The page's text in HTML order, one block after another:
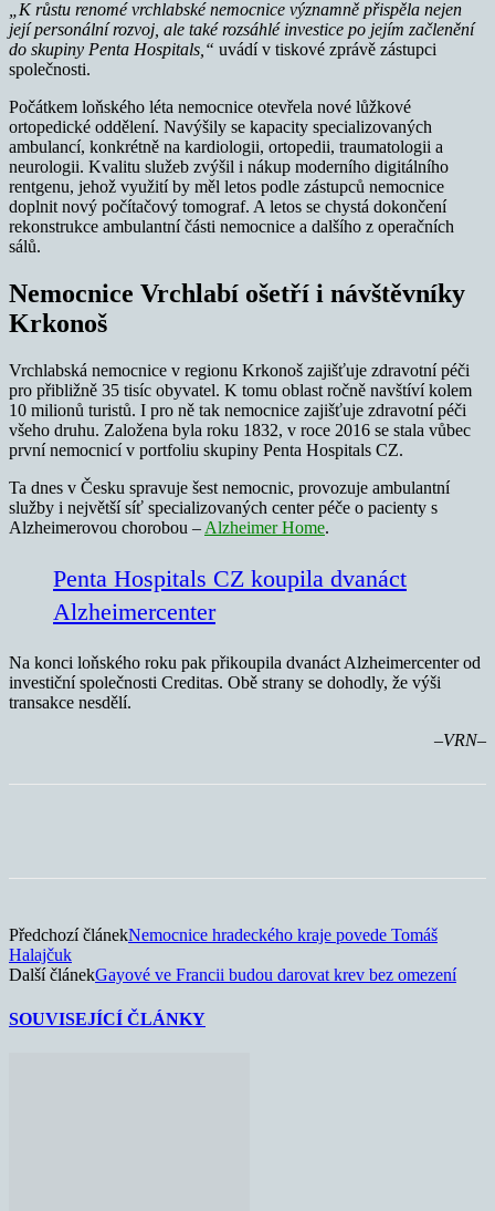
„K růstu renomé vrchlabské nemocnice významně přispěla nejen
její personální rozvoj, ale také rozsáhlé investice po jejím začlenění
do skupiny Penta Hospitals,“ uvádí v tiskové zprávě zástupci
společnosti.
Počátkem loňského léta nemocnice otevřela nové lůžkové
ortopedické oddělení. Navýšily se kapacity specializovaných
ambulancí, konkrétně na kardiologii, ortopedii, traumatologii a
neurologii. Kvalitu služeb zvýšil i nákup moderního digitálního
rentgenu, jehož využití by měl letos podle zástupců nemocnice
doplnit nový počítačový tomograf. A letos se chystá dokončení
rekonstrukce ambulantní části nemocnice a dalšího z operačních
sálů.
Nemocnice Vrchlabí ošetří i návštěvníky
Krkonoš
Vrchlabská nemocnice v regionu Krkonoš zajišťuje zdravotní péči
pro přibližně 35 tisíc obyvatel. K tomu oblast ročně navštíví kolem
10 milionů turistů. I pro ně tak nemocnice zajišťuje zdravotní péči
všeho druhu. Založena byla roku 1832, v roce 2016 se stala vůbec
první nemocnicí v portfoliu skupiny Penta Hospitals CZ.
Ta dnes v Česku spravuje šest nemocnic, provozuje ambulantní
služby i největší síť specializovaných center péče o pacienty s
Alzheimerovou chorobou – Alzheimer Home.
Penta Hospitals CZ koupila dvanáct
Alzheimercenter
Na konci loňského roku pak přikoupila dvanáct Alzheimercenter od
investiční společnosti Creditas. Obě strany se dohodly, že výši
transakce nesdělí.
–VRN–
Předchozí článekNemocnice hradeckého kraje povede Tomáš
Halajčuk
Další článekGayové ve Francii budou darovat krev bez omezení
SOUVISEJÍCÍ ČLÁNKY